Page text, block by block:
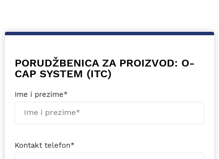
PORUDŽBENICA ZA PROIZVOD: O-
CAP SYSTEM (ITC)
Ime i prezime*
Kontakt telefon*